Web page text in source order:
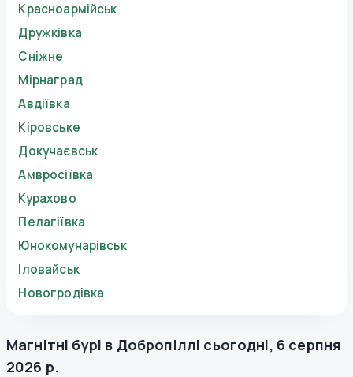
Красноармійськ
Дружківка
Сніжне
Мірнаград
Авдіївка
Кіровське
Докучаєвськ
Амвросіївка
Курахово
Пелагіївка
Юнокомунарівськ
Іловайськ
Новогродівка
Магнітні бурі в Добропіллі сьогодні, 6 серпня
2026 р.